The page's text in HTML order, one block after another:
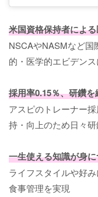
米国資格保持者によ
NSCAやNASMなど国
的・医学的エビデン
採用率0.15％、研鑽
アスピのトレーナー
持・向上のため日々
一生使える知識が身
ライフスタイルや好
食事管理を実現